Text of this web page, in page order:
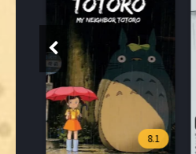
8.1